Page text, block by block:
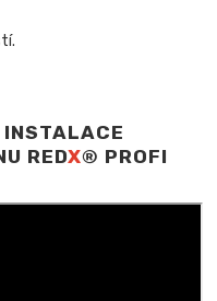
REDX® PROFI